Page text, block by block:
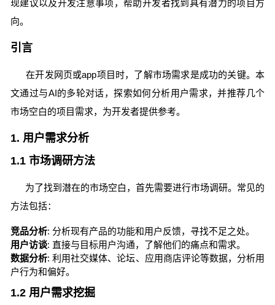
现建议以及开发注意事项，帮助开发者找到具有潜力的项目方
向。
引言
在开发网页或app项目时，了解市场需求是成功的关键。本
文通过与AI的多轮对话，探索如何分析用户需求，并推荐几个
市场空白的项目需求，为开发者提供参考。
1. 用户需求分析
1.1 市场调研方法
为了找到潜在的市场空白，首先需要进行市场调研。常见的
方法包括：
竞品分析: 分析现有产品的功能和用户反馈，寻找不足之处。
用户访谈: 直接与目标用户沟通，了解他们的痛点和需求。
数据分析: 利用社交媒体、论坛、应用商店评论等数据，分析用
户行为和偏好。
1.2 用户需求挖掘